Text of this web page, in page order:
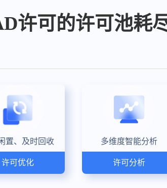
精细化管理
许可的许可池耗
置、及时回收
许可优化
多维度智能分析
许可分析